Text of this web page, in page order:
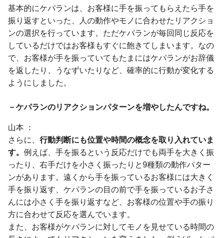
基本的にケパランは、お客様に手を振ってもらえたら手を
振り返すといった、人の動作やモノに合わせたリアクショ
ンの選択を行っています。ただケパランが毎回同じ反応を
しているだけではお客様もすぐに飽きてしまいます。なの
で、お客様が手を振っていてもたまにはケパランがお辞儀
を返したり、うなずいたりなど、確率的に行動が変化する
ようにしました。
－ケパランのリアクションパターンを増やしたんですね。
山本
さらに、 行動判断にも位置や時間の概念を取り入れていま
す。 例えば、手を振るという反応だけでも両手を大きく振
ったり、右手だけを小さく振ったりと9種類の動作パター
ンがあります。遠くから手を振っているお客様には大きく
手を振り返す、ケパランの目の前で手を振っているお子さ
んには小さく手を振り返すなど、お客様の位置や手の振り
方に合わせて反応を選んでいます。
また、お客様がケパランに対してモノを見せている時間の